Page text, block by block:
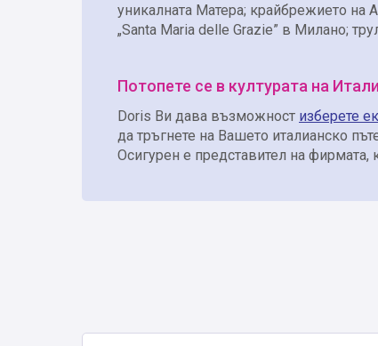
уникалната Матера; крайбрежието на
„Santa Maria delle Grazie” в Милано;
Потопете се в културата на
Doris Ви дава възможност изберете
да тръгнете на Вашето италианско
Осигурен е представител на